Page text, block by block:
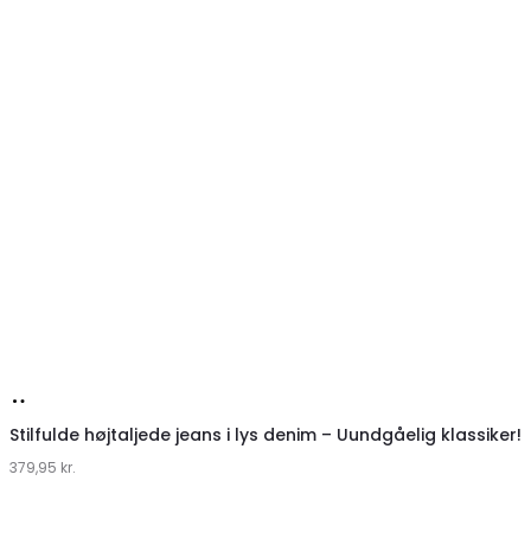
hos
Klædeskabet.dk
Stilfulde højtaljede jeans i lys denim – Uundgåelig klassiker!
379,95 kr.